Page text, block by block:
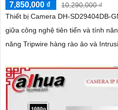
7,850,000 ₫
10,290,000 ₫
Thiết bị Camera DH-SD29404DB-
giữa công nghệ tiên tiến và tính năng an
năng Tripwire hàng rào ảo và